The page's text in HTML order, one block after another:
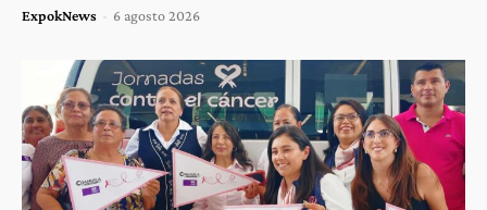
ExpokNews - 6 agosto 2026